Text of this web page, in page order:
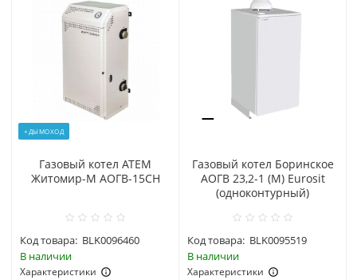
+ДЫМОХОД
Газовый котел АТЕМ
Житомир-М АОГВ-15СН
Код товара: BLK0096460
В наличии
Характеристики
Газовый котел Боринское
АОГВ 23,2-1 (М) Eurosit
(одноконтурный)
Код товара: BLK0095519
В наличии
Характеристики